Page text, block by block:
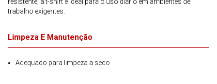
trabalho exigentes.
Limpeza E Manutenção
Adequado para limpeza a seco